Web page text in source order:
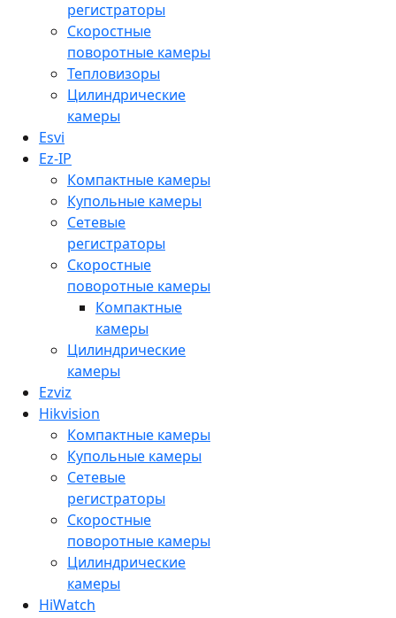
регистраторы
Скоростные
поворотные камеры
Тепловизоры
Цилиндрические
камеры
Esvi
Ez-IP
Компактные камеры
Купольные камеры
Сетевые
регистраторы
Скоростные
поворотные камеры
Компактные
камеры
Цилиндрические
камеры
Ezviz
Hikvision
Компактные камеры
Купольные камеры
Сетевые
регистраторы
Скоростные
поворотные камеры
Цилиндрические
камеры
HiWatch